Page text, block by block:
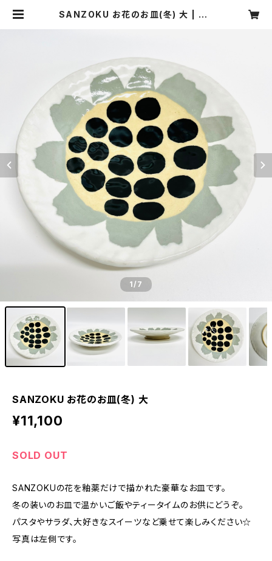
SANZOKU お花のお皿(冬) 大 | SA
1/7
SANZOKU お花のお皿(冬) 大
¥11,100
SOLD OUT
SANZOKUの花を釉薬だけで描かれた豪華なお皿です。
冬の装いのお皿で温かいご飯やティータイムのお供にどうぞ。
パスタやサラダ、大好きなスイーツなど乗せて楽しみください☆
写真は左側です。